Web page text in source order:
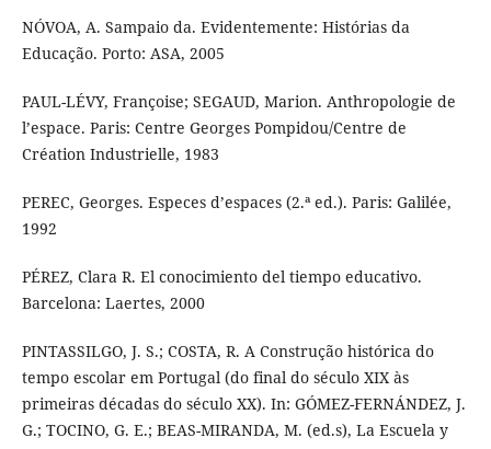
NÓVOA, A. Sampaio da. Evidentemente: Histórias da
Educação. Porto: ASA, 2005
PAUL-LÉVY, Françoise; SEGAUD, Marion. Anthropologie de
l’espace. Paris: Centre Georges Pompidou/Centre de
Création Industrielle, 1983
PEREC, Georges. Especes d’espaces (2.ª ed.). Paris: Galilée,
1992
PÉREZ, Clara R. El conocimiento del tiempo educativo.
Barcelona: Laertes, 2000
PINTASSILGO, J. S.; COSTA, R. A Construção histórica do
tempo escolar em Portugal (do final do século XIX às
primeiras décadas do século XX). In: GÓMEZ-FERNÁNDEZ, J.
G.; TOCINO, G. E.; BEAS-MIRANDA, M. (ed.s), La Escuela y